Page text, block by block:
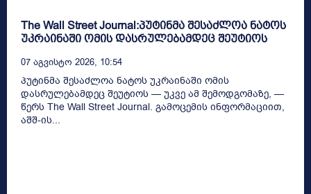
The Wall Street Journal:პუტინმა შესაძლოა ნატოს
უკრაინაში ომის დასრულებამდეც შეუტიოს
07 Აგვისტო 2026, 10:54
პუტინმა შესაძლოა ნატოს უკრაინაში ომის
დასრულებამდეც შეუტიოს — უკვე ამ შემოდგომაზე, —
წერს The Wall Street Journal. გამოცემის ინფორმაციით,
აშშ-ის...